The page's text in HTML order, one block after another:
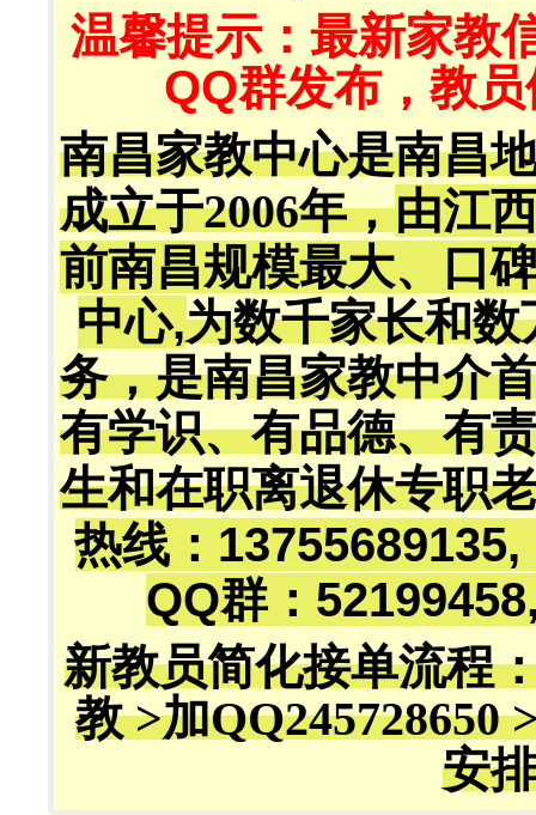
温馨提示：最新家教
QQ群发布，教
南昌家教中心是南昌
成立于2006年，由江
前南昌规模最大、口
中心,为数千家长和
务，是南昌家教中介
有学识、有品德、有
生和在职离退休专职
热线：
QQ群：
新教员简化接单流程
教 >加QQ245728650
安